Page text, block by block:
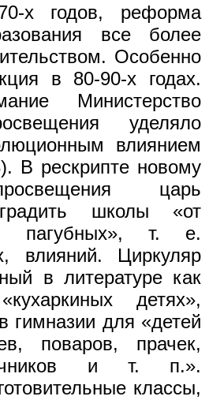
х годов, реформа
все более
Особенно
в 80-90-х годах.
Министерство
уделяло
влиянием
В рескрипте новому
царь
школы «от
пагубных», т. е.
влияний. Циркуляр
в литературе как
детях»,
гимназии для «детей
поваров, прачек,
и т. п.».
классы,